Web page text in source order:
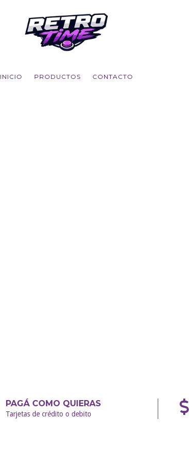
INICIO PRODUCTOS CONTACTO
PAGÁ COMO QUIERAS
Tarjetas de crédito o debito